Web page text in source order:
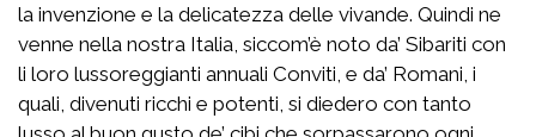
la invenzione e la delicatezza delle vivande. Quindi ne
venne nella nostra Italia, siccom’è noto da’ Sibariti con
li loro lussoreggianti annuali Conviti, e da’ Romani, i
quali, divenuti ricchi e potenti, si diedero con tanto